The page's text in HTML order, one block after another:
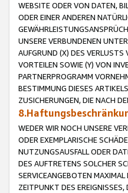
WEBSITE ODER VON DATEN,
ODER EINER ANDEREN
UNSERE VERBUNDENEN
AUFGRUND (X) DES
VORTEILEN SOWIE (Y) VON
PARTNERPROGRAMM
BESTIMMUNG DIESES
ZUSICHERUNGEN, DIE NACH
WEDER WIR NOCH UNSERE
ODER EXEMPLARISCHE
NUTZUNGSAUSFALL ODER
DES AUFTRETENS SOLCHER
SERVICEANGEBOTEN
ZEITPUNKT DES